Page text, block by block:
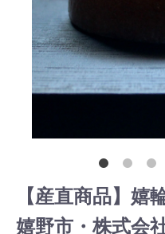
【産直商品】
嬉野市・株式会